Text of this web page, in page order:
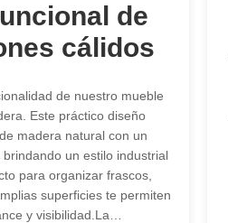
de
cálidos
de nuestro mueble
Este práctico diseño
madera natural con un
un estilo industrial
para organizar frascos,
superficies te permiten
y visibilidad.La…